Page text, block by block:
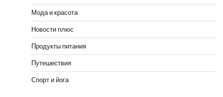
Мода и красота
Новости плюс
Продукты питания
Путешествия
Спорт и йога